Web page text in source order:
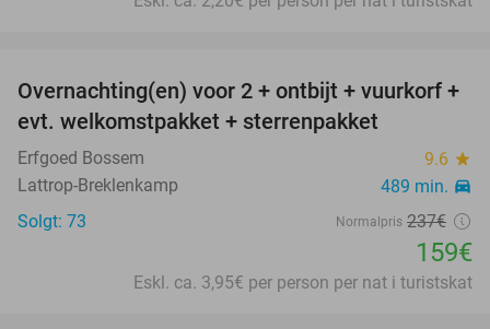
33%
Overnachting(en) voor 2 + ontbijt + vuurkorf +
evt. welkomstpakket + sterrenpakket
Erfgoed Bossem 9.6 star
Lattrop-Breklenkamp 489 min. directions_car
Solgt: 73 Normalpris 237€
159€
Eskl. ca. 3,95€ per person per nat i turistskat